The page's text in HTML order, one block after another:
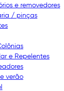
e removedores
/ pinças
e Repelentes
verão